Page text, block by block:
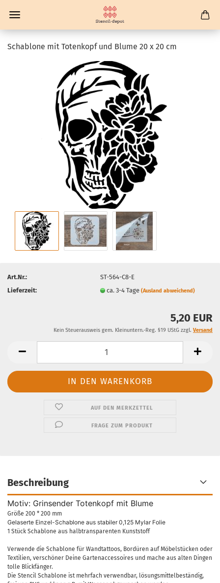
Schablone mit Totenkopf und Blume 20 x 20 cm
Art.Nr.:
ST-564-C8-E
Lieferzeit:
ca. 3-4 Tage(Ausland abweichend)
5,20 EUR
Kein Steuerausweis gem. Kleinuntern.-Reg. §19 UStG zzgl. Versand
AUF DEN MERKZETTEL
FRAGE ZUM PRODUKT
Beschreibung
Motiv: Grinsender Totenkopf mit Blume
Größe 200 * 200 mm
Gelaserte Einzel-Schablone aus stabiler 0,125 Mylar Folie
1 Stück Schablone aus halbtransparenten Kunststoff
Verwende die Schablone für Wandtattoos, Bordüren auf Möbelstücken oder
Textilien, verschöner Deine Gartenaccessoires und mache aus alten Dingen
tolle Blickfänger.
Die Stencil Schablone ist mehrfach verwendbar, lösungsmittelbeständig,